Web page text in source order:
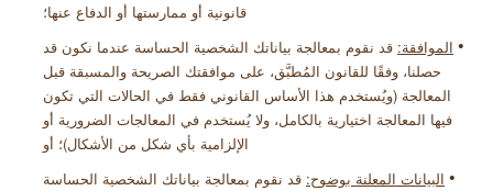
قانونية أو ممارستها أو الدفاع عنها؛
• الموافقة: قد نقوم بمعالجة بياناتك الشخصية الحساسة عندما نكون قد
حصلنا، وفقًا للقانون المُطبَّق، على موافقتك الصريحة والمسبقة قبل
المعالجة (ويُستخدم هذا الأساس القانوني فقط في الحالات التي تكون
فيها المعالجة اختيارية بالكامل، ولا يُستخدم في المعالجات الضرورية أو
الإلزامية بأي شكل من الأشكال)؛ أو
• البيانات المعلنة بوضوح: قد نقوم بمعالجة بياناتك الشخصية الحساسة